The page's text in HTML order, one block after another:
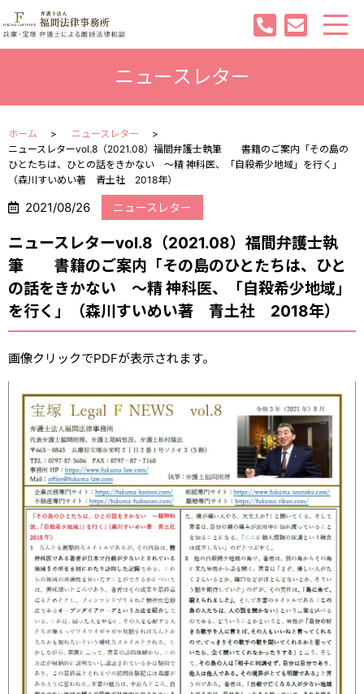
ニュースレター
ホーム
ニュースレター
ニュースレターvol.8（2021.08）福間弁護士執筆 書籍のご案内「その島の
ひとたちは、ひとの話をきかない ～精 神科医、「自殺希少地域」を行く」
（森川すいめい著 青土社 2018年）
2021/08/26 ニュースレター
ニュースレターvol.8（2021.08）福間弁護士執
筆 書籍のご案内「その島のひとたちは、ひと
の話をきかない ～精 神科医、「自殺希少地域」
を行く」（森川すいめい著 青土社 2018年）
画像クリックでPDFが表示されます。